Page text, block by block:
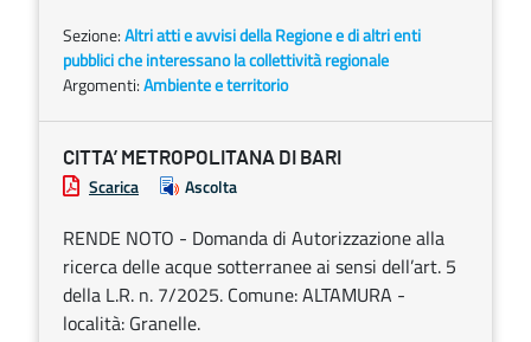
Sezione:Altri atti e avvisi della Regione e di altri enti
pubblici che interessano la collettività regionale
Argomenti:Ambiente e territorio
CITTA’ METROPOLITANA DI BARI
Scarica Ascolta
RENDE NOTO - Domanda di Autorizzazione alla
ricerca delle acque sotterranee ai sensi dell’art. 5
della L.R. n. 7/2025. Comune: ALTAMURA -
località: Granelle.